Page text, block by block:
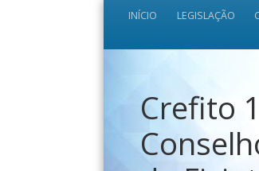
INÍCIO LEGISLAÇÃO
Crefito